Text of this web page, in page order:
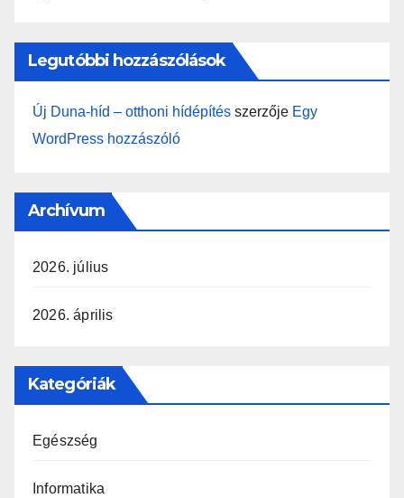
Legutóbbi hozzászólások
Új Duna-híd – otthoni hídépítés szerzője Egy
WordPress hozzászóló
Archívum
2026. július
2026. április
Kategóriák
Egészség
Informatika